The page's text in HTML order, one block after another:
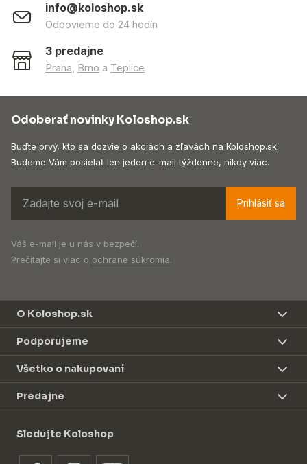
info@koloshop.sk
Odpovieme do 24 hodín
3 predajne
Praha Brno a Teplice
Odoberať novinky Koloshop.sk
Buďte prvý, kto sa dozvie o akciách a zľavách na Koloshop.sk.
Budeme Vám posielať len jeden e-mail týždenne, nikdy viac.
Prihlásiť sa
Váš e-mail je u nás v bezpečí.
Prečítajte si viac o ochrane súkromia.
O Koloshop.sk
Podporujeme
Všetko o nakupovaní
Predajne
Sledujte Koloshop